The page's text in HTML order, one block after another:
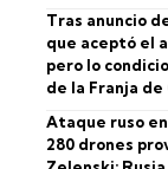
Tras anuncio
que aceptó el
pero lo
de la Franja de
Ataque ruso
280 drones